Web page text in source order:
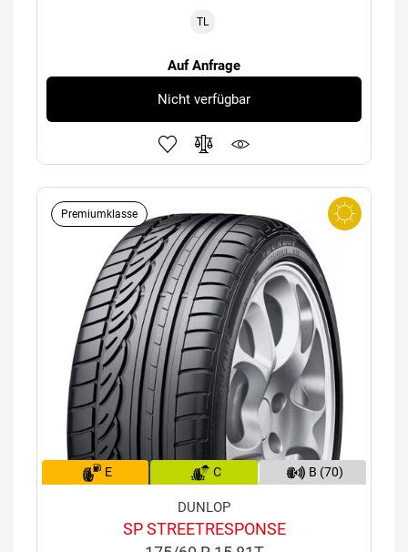
TL
Auf Anfrage
Nicht verfügbar
Premiumklasse
E C B (70)
DUNLOP
SP STREETRESPONSE